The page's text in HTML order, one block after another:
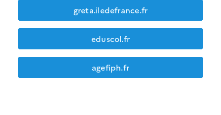
greta.iledefrance.fr
eduscol.fr
agefiph.fr